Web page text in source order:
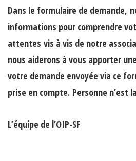
Dans le formulaire de demande,
informations pour comprendre
attentes vis à vis de notre
nous aiderons à vous apporter
votre demande envoyée via ce
prise en compte. Personne n’est
L’équipe de l’OIP-SF